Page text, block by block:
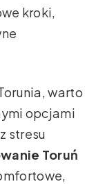
kroki,
warto
opcjami
stresu
Toruń